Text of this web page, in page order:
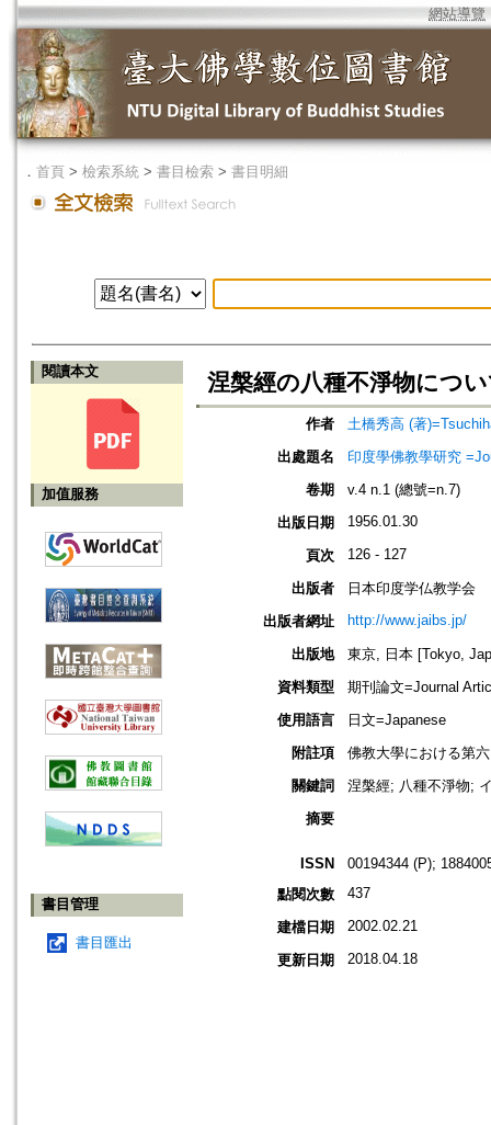
網站導覽
． 首頁 > 檢索系統 > 書目檢索 > 書目明細
閱讀本文
加值服務
書目管理
書目匯出
涅槃經の八種不淨物につ
作者
土橋秀高 (著
出處題名
印度學佛教學研究
卷期
v.4 n.1 (總號=n.7)
出版日期
1956.01.30
頁次 126 - 127
出版者
日本印度学仏教学会
出版者網址
http://www.jaibs.jp/
出版地
東京, 日本 [Tokyo,
資料類型
期刊論文=Journal
使用語言
日文=Japanese
附註項
佛教大學における第
關鍵詞
涅槃經; 八種不淨物;
摘要
ISSN
00194344 (P);
點閱次數
437
建檔日期 2002.02.21
更新日期 2018.04.18